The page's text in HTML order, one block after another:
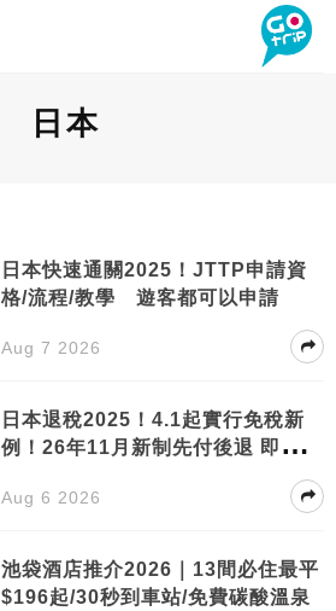
日本
日本快速通關2025！JTTP申請資
格/流程/教學 遊客都可以申請
Aug 7 2026
日本退稅2025！4.1起實行免稅新
例！26年11月新制先付後退 即睇步
Aug 6 2026
池袋酒店推介2026｜13間必住最平
$196起/30秒到車站/免費碳酸溫泉